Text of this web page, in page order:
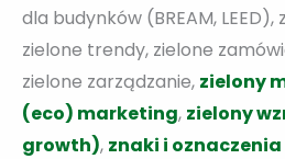
dla budynków (BREAM,
zielone trendy, zielone
zielone zarządzanie, zielony
(eco) marketing, zielony
growth), znaki i